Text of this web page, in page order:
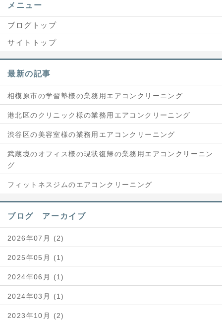
メニュー
ブログトップ
サイトトップ
最新の記事
相模原市の学習塾様の業務用エアコンクリーニング
港北区のクリニック様の業務用エアコンクリーニング
渋谷区の美容室様の業務用エアコンクリーニング
武蔵境のオフィス様の現状復帰の業務用エアコンクリーニン
グ
フィットネスジムのエアコンクリーニング
ブログ アーカイブ
2026年07月 (2)
2025年05月 (1)
2024年06月 (1)
2024年03月 (1)
2023年10月 (2)